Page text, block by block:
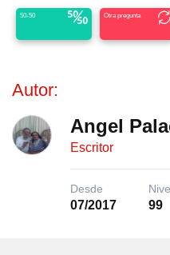
50-50 Otra pregunta
Autor:
Angel
Escritor
Desde
07/2017
Nivel
99